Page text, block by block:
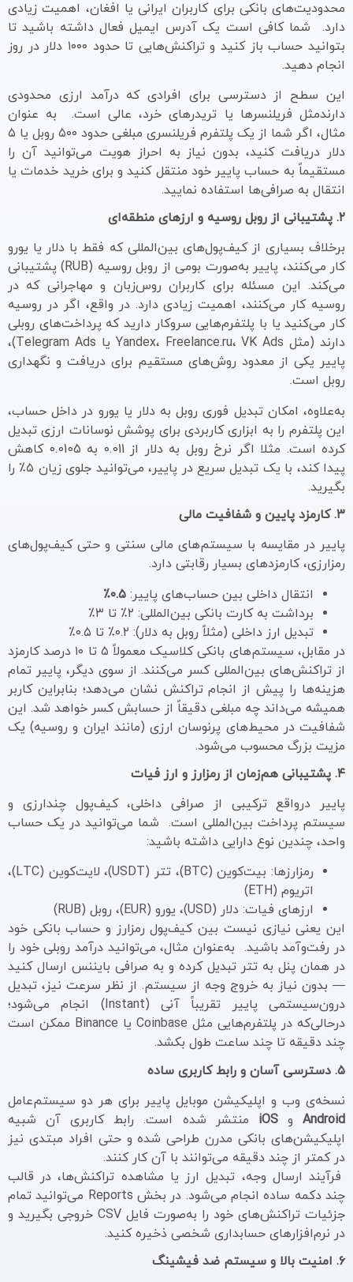
محدودیت‌های بانکی برای کاربران ایرانی یا افغان، اهمیت زیادی
دارد. شما کافی است یک آدرس ایمیل فعال داشته باشید تا
بتوانید حساب باز کنید و تراکنش‌هایی تا حدود ۱۰۰۰ دلار در روز
انجام دهید.
این سطح از دسترسی برای افرادی که درآمد ارزی محدودی
دارندمثل فریلنسرها یا تریدرهای خرد، عالی است. به عنوان
مثال، اگر شما از یک پلتفرم فریلنسری مبلغی حدود ۵۰۰ روبل یا ۵
دلار دریافت کنید، بدون نیاز به احراز هویت می‌توانید آن را
مستقیماً به حساب پاییر خود منتقل کنید و برای خرید خدمات یا
انتقال به صرافی‌ها استفاده نمایید.
۲. پشتیبانی از روبل روسیه و ارزهای منطقه‌ای
برخلاف بسیاری از کیف‌پول‌های بین‌المللی که فقط با دلار یا یورو
کار می‌کنند، پاییر به‌صورت بومی از روبل روسیه (RUB) پشتیبانی
می‌کند. این مسئله برای کاربران روس‌زبان و مهاجرانی که در
روسیه کار می‌کنند، اهمیت زیادی دارد. در واقع، اگر در روسیه
کار می‌کنید یا با پلتفرم‌هایی سروکار دارید که پرداخت‌های روبلی
دارند (مثل Yandex، Freelance.ru، VK Ads یا Telegram Ads)،
پاییر یکی از معدود روش‌های مستقیم برای دریافت و نگهداری
روبل است.
به‌علاوه، امکان تبدیل فوری روبل به دلار یا یورو در داخل حساب،
این پلتفرم را به ابزاری کاربردی برای پوشش نوسانات ارزی تبدیل
کرده است. مثلا اگر نرخ روبل به دلار از ۰.011 به ۰.0105 کاهش
پیدا کند، با یک تبدیل سریع در پاییر، می‌توانید جلوی زیان ۵٪ را
بگیرید.
۳. کارمزد پایین و شفافیت مالی
پاییر در مقایسه با سیستم‌های مالی سنتی و حتی کیف‌پول‌های
رمزارزی، کارمزدهای بسیار رقابتی دارد.
انتقال داخلی بین حساب‌های پاییر: ۰.۵٪
برداشت به کارت بانکی بین‌المللی: ۲٪ تا ۳٪
تبدیل ارز داخلی (مثلاً روبل به دلار): ۰.۲٪ تا ۰.۵٪
در مقابل، سیستم‌های بانکی کلاسیک معمولاً ۵ تا ۱۰ درصد کارمزد
از تراکنش‌های بین‌المللی کسر می‌کنند. از سوی دیگر، پاییر تمام
هزینه‌ها را پیش از انجام تراکنش نشان می‌دهد؛ بنابراین کاربر
همیشه می‌داند چه مبلغی دقیقاً از حسابش کسر خواهد شد. این
شفافیت در محیط‌های پرنوسان ارزی (مانند ایران و روسیه) یک
مزیت بزرگ محسوب می‌شود.
۴. پشتیبانی هم‌زمان از رمزارز و ارز فیات
پاییر درواقع ترکیبی از صرافی داخلی، کیف‌پول چندارزی و
سیستم پرداخت بین‌المللی است. شما می‌توانید در یک حساب
واحد، چندین نوع دارایی داشته باشید:
رمزارزها: بیت‌کوین (BTC)، تتر (USDT)، لایت‌کوین (LTC)،
اتریوم (ETH)
ارزهای فیات: دلار (USD)، یورو (EUR)، روبل (RUB)
این یعنی نیازی نیست بین کیف‌پول رمزارز و حساب بانکی خود
در رفت‌وآمد باشید. به‌عنوان مثال، می‌توانید درآمد روبلی خود را
در همان پنل به تتر تبدیل کرده و به صرافی بایننس ارسال کنید
— بدون نیاز به خروج وجه از سیستم. از نظر سرعت نیز، تبدیل
درون‌سیستمی پاییر تقریباً آنی (Instant) انجام می‌شود؛
درحالی‌که در پلتفرم‌هایی مثل Coinbase یا Binance ممکن است
چند دقیقه تا چند ساعت طول بکشد.
۵. دسترسی آسان و رابط کاربری ساده
نسخه‌ی وب و اپلیکیشن موبایل پاییر برای هر دو سیستم‌عامل
AndroidوiOS منتشر شده است. رابط کاربری آن شبیه
اپلیکیشن‌های بانکی مدرن طراحی شده و حتی افراد مبتدی نیز
در کمتر از چند دقیقه می‌توانند با آن کار کنند.
فرآیند ارسال وجه، تبدیل ارز یا مشاهده تراکنش‌ها، در قالب
چند دکمه ساده انجام می‌شود. در بخش Reports می‌توانید تمام
جزئیات تراکنش‌های خود را به‌صورت فایل CSV خروجی بگیرید و
در نرم‌افزارهای حسابداری شخصی ذخیره کنید.
۶. امنیت بالا و سیستم ضد فیشینگ